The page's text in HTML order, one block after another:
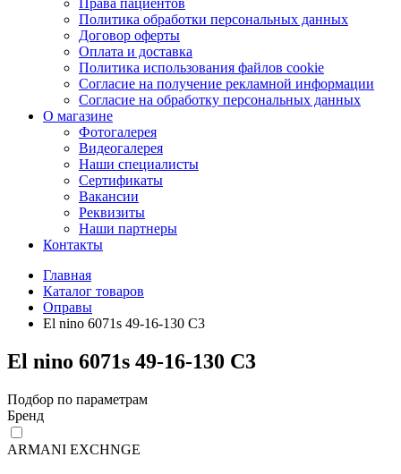
Права пациентов
Политика обработки персональных данных
Договор оферты
Оплата и доставка
Политика использования файлов cookie
Согласие на получение рекламной информации
Согласие на обработку персональных данных
О магазине
Фотогалерея
Видеогалерея
Наши специалисты
Сертификаты
Вакансии
Реквизиты
Наши партнеры
Контакты
Главная
Каталог товаров
Оправы
El nino 6071s 49-16-130 C3
El nino 6071s 49-16-130 C3
Подбор по параметрам
Бренд
ARMANI EXCHNGE